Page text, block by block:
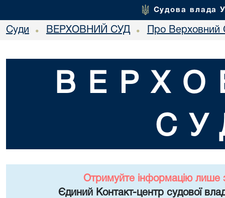
Судова влада
Суди • ВЕРХОВНИЙ СУД • Про Верховний
Отримуйте інформацію лише
Єдиний Контакт-центр судової